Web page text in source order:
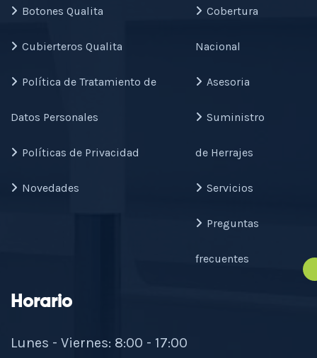
Botones Qualita
Cubierteros Qualita
Política de Tratamiento de
Datos Personales
Políticas de Privacidad
Novedades
Cobertura
Nacional
Asesoria
Suministro
de Herrajes
Servicios
Preguntas
frecuentes
Horario
Lunes - Viernes: 8:00 - 17:00